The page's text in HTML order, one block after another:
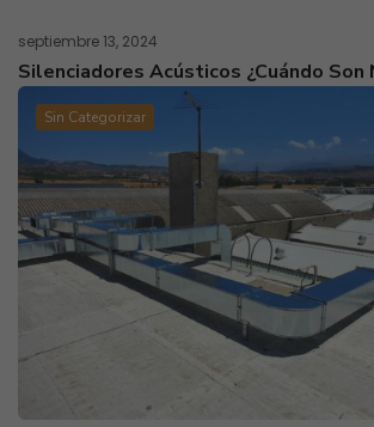
septiembre 13, 2024
Silenciadores Acústicos ¿cuándo Son
Sin Categorizar